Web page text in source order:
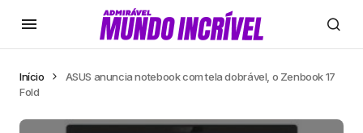
Início
ASUS anuncia notebook com tela dobrável, o Zenbook 17
Fold